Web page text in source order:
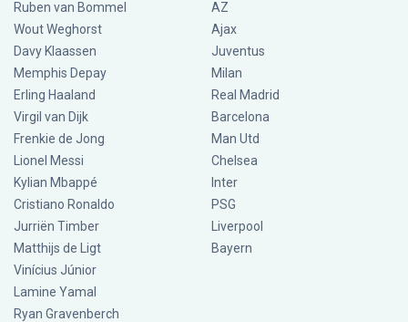
Ruben van Bommel
Wout Weghorst
Davy Klaassen
Memphis Depay
Erling Haaland
Virgil van Dijk
Frenkie de Jong
Lionel Messi
Kylian Mbappé
Cristiano Ronaldo
Jurriën Timber
Matthijs de Ligt
Vinícius Júnior
Lamine Yamal
Ryan Gravenberch
AZ
Ajax
Juventus
Milan
Real Madrid
Barcelona
Man Utd
Chelsea
Inter
PSG
Liverpool
Bayern